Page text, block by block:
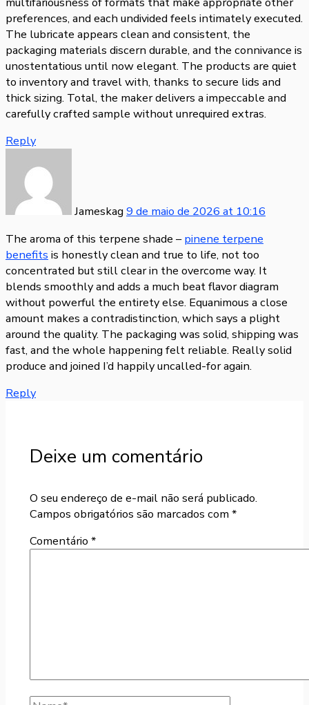
preferences, and each undivided feels intimately executed.
The lubricate appears clean and consistent, the
packaging materials discern durable, and the connivance is
unostentatious until now elegant. The products are quiet
to inventory and travel with, thanks to secure lids and
thick sizing. Total, the maker delivers a impeccable and
carefully crafted sample without unrequired extras.
Reply
Jameskag 9 de maio de 2026 at 10:16
The aroma of this terpene shade –pinene terpene
benefits is honestly clean and true to life, not too
concentrated but still clear in the overcome way. It
blends smoothly and adds a much beat flavor diagram
without powerful the entirety else. Equanimous a close
amount makes a contradistinction, which says a plight
around the quality. The packaging was solid, shipping was
fast, and the whole happening felt reliable. Really solid
produce and joined I’d happily uncalled-for again.
Reply
Deixe um comentário
O seu endereço de e-mail não será publicado.
Campos obrigatórios são marcados com*
Comentário*